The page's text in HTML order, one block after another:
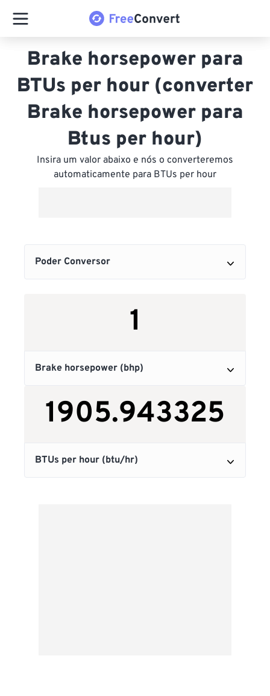
Brake horsepower para
BTUs per hour (converter
Brake horsepower para
Btus per hour)
Insira um valor abaixo e nós o converteremos
automaticamente para BTUs per hour